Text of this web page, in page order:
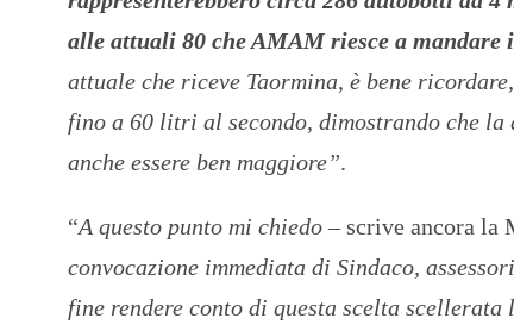
alle attuali 80 che AMAM riesce a
attuale che riceve Taormina, è bene
fino a 60 litri al secondo, dimostrando che
anche essere ben maggiore”.
“A questo punto mi chiedo– scrive ancora la
convocazione immediata di Sindaco,
fine rendere conto di questa scelta